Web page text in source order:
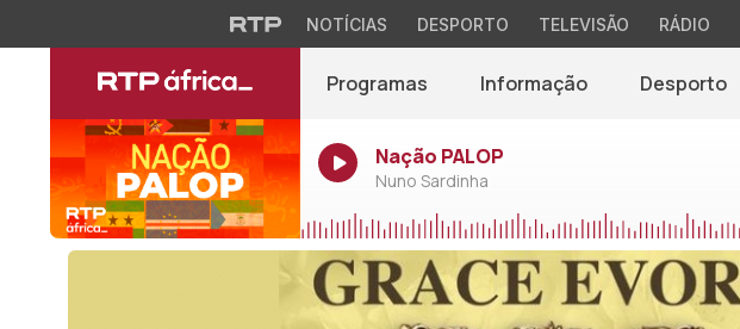
NOTÍCIAS DESPORTO TELEVISÃO RÁDIO
Programas Informação Desporto
Nação PALOP
Nuno Sardinha